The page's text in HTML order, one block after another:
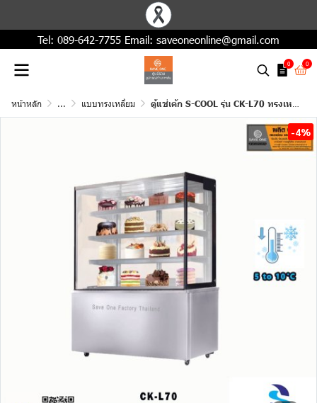
Tel: 089-642-7755 Email: saveoneonline@gmail.com
0 0
หน้าหลัก ... แบบทรงเหลี่ยม ตู้แช่เค้ก S-COOL รุ่น CK-L70 ทรงเหลี่ยม ขนาด 70 ซม. สแตนเลส
-4%